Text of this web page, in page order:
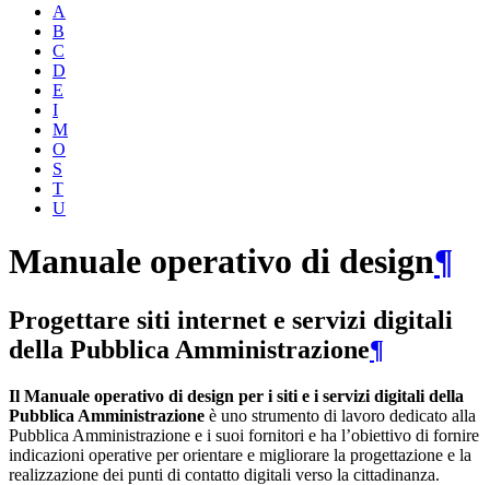
A
B
C
D
E
I
M
O
S
T
U
Manuale operativo di design¶
Progettare siti internet e servizi digitali
della Pubblica Amministrazione¶
Il Manuale operativo di design per i siti e i servizi digitali della
Pubblica Amministrazione è uno strumento di lavoro dedicato alla
Pubblica Amministrazione e i suoi fornitori e ha l’obiettivo di fornire
indicazioni operative per orientare e migliorare la progettazione e la
realizzazione dei punti di contatto digitali verso la cittadinanza.